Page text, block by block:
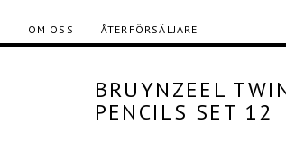
OM OSS ÅTERFÖRSÄLJARE
BRUYNZEEL
PENCILS SET 12